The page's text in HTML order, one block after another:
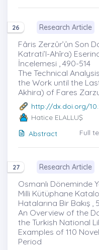
26 Research Article
Fâris Zerzûr’ûn Son
Katrati’l-Ahîra)
İncelemesi , 490-514
The Technical
the Work until the
Akhira) of Fares
http://dx.doi.org/
Hatice ELALLUŞ
Abstract
Full
27 Research Article
Osmanlı Döneminde
Milli Kütüphane
Hatalarına Bir Bakış ,
An Overview of the
the Turkish National
Examples of 110
Period